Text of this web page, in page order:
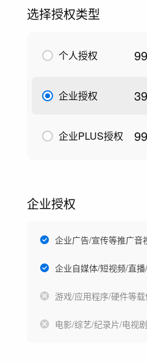
选择授权类型
个人授权 99
企业授权
企业PLUS授权
企业授权
企业广告/宣传等推广音
企业自媒体/短视频/直
游戏/应用程序/硬件等
电影/综艺/纪录片/电视